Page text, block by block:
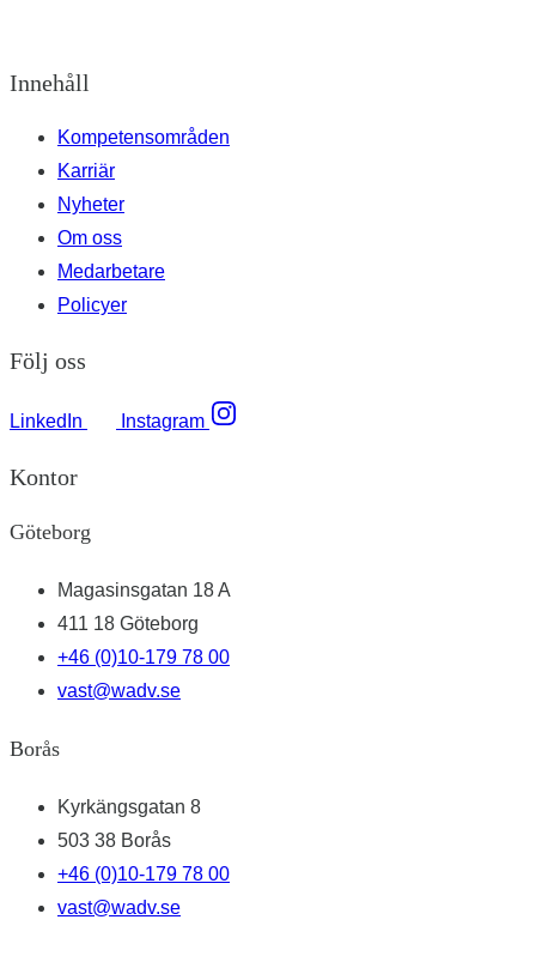
Innehåll
Kompetensområden
Karriär
Nyheter
Om oss
Medarbetare
Policyer
Följ oss
LinkedIn Instagram
Kontor
Göteborg
Magasinsgatan 18 A
411 18 Göteborg
+46 (0)10-179 78 00
vast@wadv.se
Borås
Kyrkängsgatan 8
503 38 Borås
+46 (0)10-179 78 00
vast@wadv.se